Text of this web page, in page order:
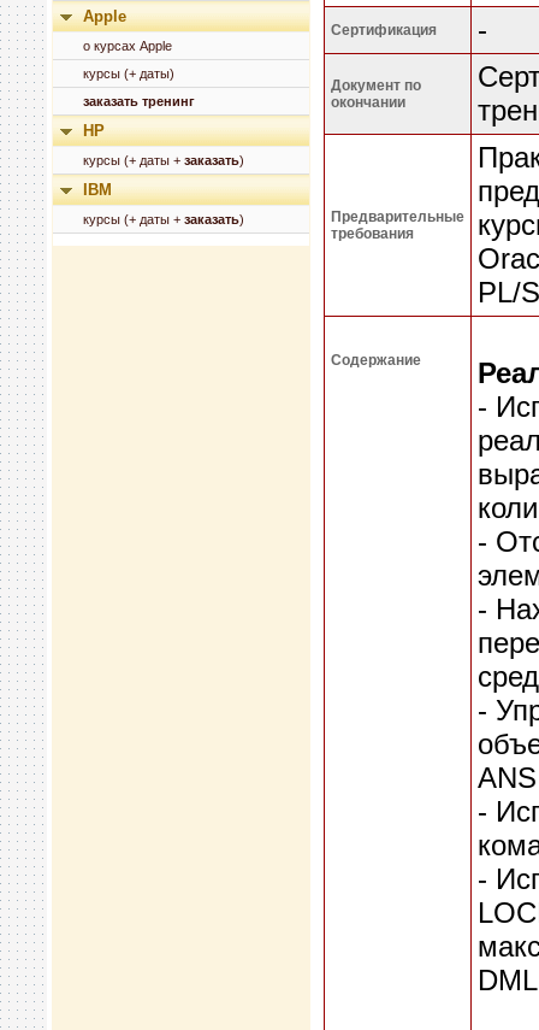
Apple
о курсах Apple
курсы (+ даты)
заказать тренинг
HP
курсы (+ даты + заказать)
IBM
курсы (+ даты + заказать)
Сертификация -
Документ по
окончании
Предварительные
требования
PL/
Содержание
-
-
-
-
-
-